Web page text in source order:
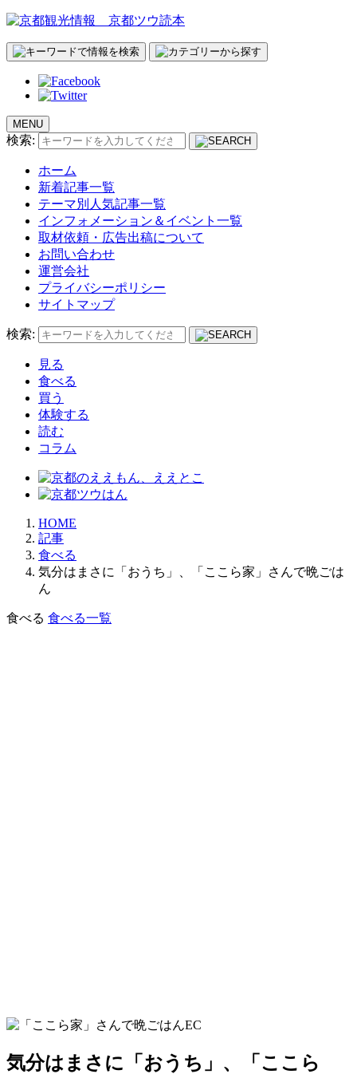
MENU
検索:
ホーム
新着記事一覧
テーマ別人気記事一覧
インフォメーション＆イベント一覧
取材依頼・広告出稿について
お問い合わせ
運営会社
プライバシーポリシー
サイトマップ
検索:
見る
食べる
買う
体験する
読む
コラム
HOME
記事
食べる
気分はまさに「おうち」、「ここら家」さんで晩ごは
ん
食べる 食べる一覧
気分はまさに「おうち」、「ここら